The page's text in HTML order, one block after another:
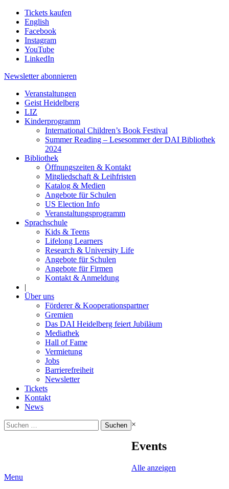
Tickets kaufen
English
Facebook
Instagram
YouTube
LinkedIn
Newsletter abonnieren
Veranstaltungen
Geist Heidelberg
LIZ
Kinderprogramm
International Children’s Book Festival
Summer Reading – Lesesommer der DAI Bibliothek
2024
Bibliothek
Öffnungszeiten & Kontakt
Mitgliedschaft & Leihfristen
Katalog & Medien
Angebote für Schulen
US Election Info
Veranstaltungsprogramm
Sprachschule
Kids & Teens
Lifelong Learners
Research & University Life
Angebote für Schulen
Angebote für Firmen
Kontakt & Anmeldung
|
Über uns
Förderer & Kooperationspartner
Gremien
Das DAI Heidelberg feiert Jubiläum
Mediathek
Hall of Fame
Vermietung
Jobs
Barrierefreiheit
Newsletter
Tickets
Kontakt
News
Suchen
nach:
×
Events
Alle anzeigen
Menu